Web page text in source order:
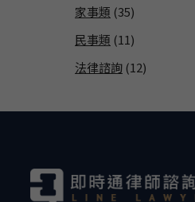
家事類 (35)
民事類 (11)
法律諮詢 (12)